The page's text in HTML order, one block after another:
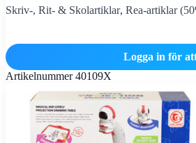
Skriv-, Rit- & Skolartiklar, Rea-artiklar
Logga in för
Artikelnummer40109X